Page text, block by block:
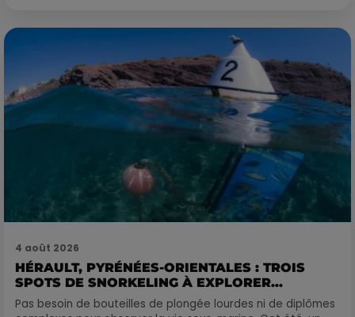
4 août 2026
HÉRAULT, PYRÉNÉES-ORIENTALES : TROIS
SPOTS DE SNORKELING À EXPLORER...
Pas besoin de bouteilles de plongée lourdes ni de diplômes